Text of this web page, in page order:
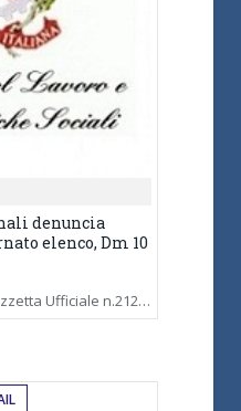
denuncia
elenco, Dm 10
Ufficiale n.212…